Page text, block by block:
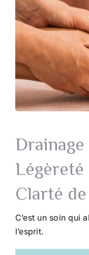
Légèreté
Clarté
C’est un soin qui
l’esprit.